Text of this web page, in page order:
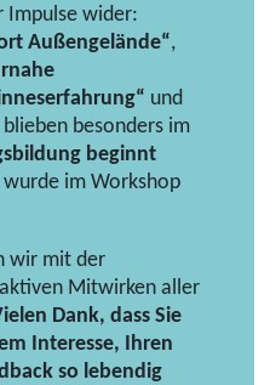
Impulse wider:
Außengelände“,
und
blieben besonders im
beginnt
wurde im Workshop
wir mit der
Mitwirken aller
Dank, dass Sie
Interesse, Ihren
so lebendig